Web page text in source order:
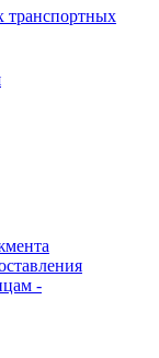
транспортных
-